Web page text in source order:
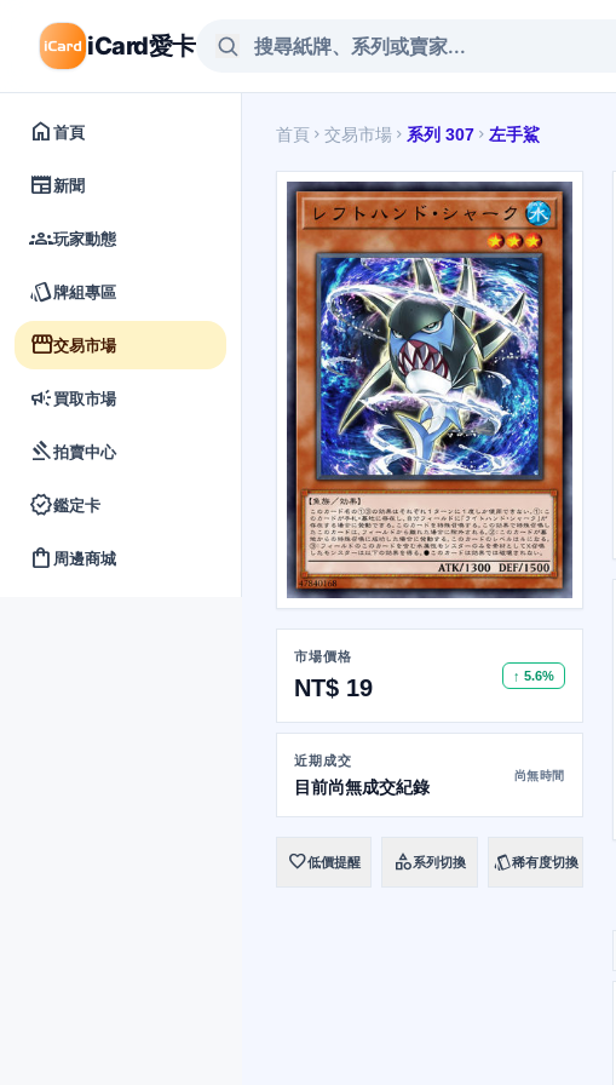
iCard愛卡
home首頁
newspaper新聞
groups玩家動態
style牌組專區
storefront交易市場
campaign買取市場
gavel拍賣中心
verified鑑定卡
shopping_bag 周邊商城
首頁 chevron_right 交易市場 chevron_right 系列 307 chevron_right 左手鯊
市場價格
NT$ 19 ↑ 5.6%
近期成交
目前尚無成交紀錄
尚無時間
favorite低價提醒 category系列切換 style稀有度切換